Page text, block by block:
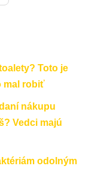
Toto je
mal robiť
nákupu
Vedci majú
odolným